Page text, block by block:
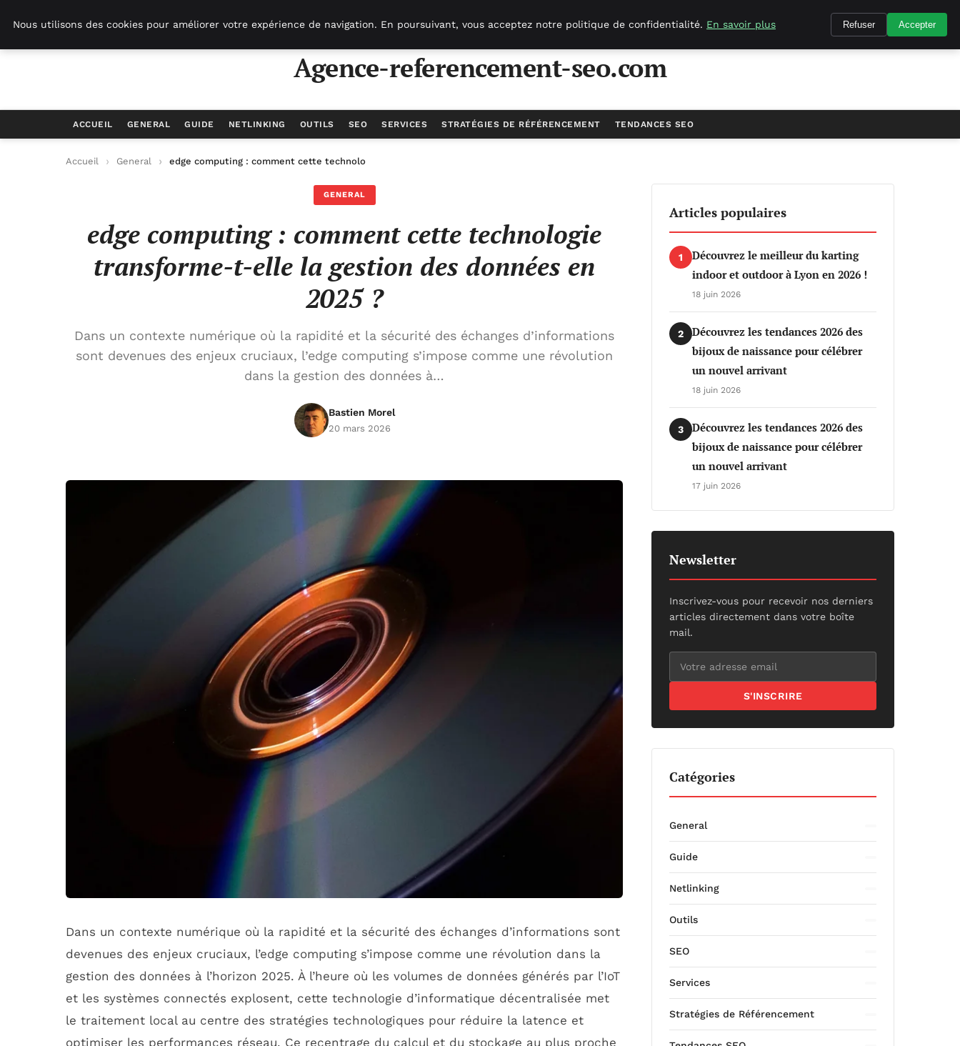
Agence-referencement-seo.com
ACCUEIL GENERAL GUIDE NETLINKING OUTILS SEO SERVICES STRATÉGIES DE RÉFÉRENCEMENT TENDANCES SEO
Accueil General edge computing : comment cette technologie transforme-t-elle la gestion des données en 2025 ?
GENERAL
edge computing : comment cette technologie
transforme-t-elle la gestion des données en
2025 ?
Dans un contexte numérique où la rapidité et la sécurité des échanges d’informations
sont devenues des enjeux cruciaux, l’edge computing s’impose comme une révolution
dans la gestion des données à…
Bastien Morel
20 mars 2026
Dans un contexte numérique où la rapidité et la sécurité des échanges d’informations sont
devenues des enjeux cruciaux, l’edge computing s’impose comme une révolution dans la
gestion des données à l’horizon 2025. À l’heure où les volumes de données générés par l’IoT
et les systèmes connectés explosent, cette technologie d’informatique décentralisée met
le traitement local au centre des stratégies technologiques pour réduire la latence et
optimiser les performances réseau. Ce recentrage du calcul et du stockage au plus proche
Articles populaires
1
Découvrez le meilleur du karting
indoor et outdoor à Lyon en 2026 !
18 juin 2026
2
Découvrez les tendances 2026 des
bijoux de naissance pour célébrer
un nouvel arrivant
18 juin 2026
3
Découvrez les tendances 2026 des
bijoux de naissance pour célébrer
un nouvel arrivant
17 juin 2026
Newsletter
Inscrivez-vous pour recevoir nos derniers
articles directement dans votre boîte
mail.
S'INSCRIRE
Catégories
General
Guide
Netlinking
Outils
SEO
Services
Stratégies de Référencement
Nous utilisons des cookies pour améliorer votre expérience de navigation. En poursuivant, vous acceptez notre politique de confidentialité. En savoir plus Refuser Accepter